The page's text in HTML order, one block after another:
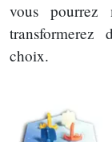
vous pourrez
choix.